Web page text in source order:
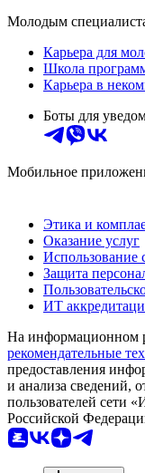
Молодым
Карьера для
Школа
Карьера в
Боты для
Мобильное
Этика и
Оказание услуг
Использование
Защита
ИТ
На информационном
рекомендательные
предоставления
и анализа сведений,
пользователей сети
Российской